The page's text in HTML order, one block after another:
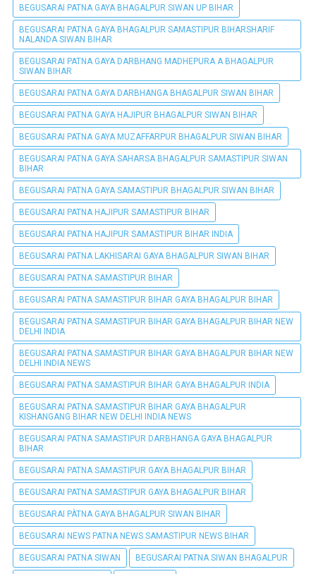
BEGUSARAI PATNA GAYA BHAGALPUR SIWAN UP BIHAR
BEGUSARAI PATNA GAYA BHAGALPUR SAMASTIPUR BIHARSHARIF
NALANDA SIWAN BIHAR
BEGUSARAI PATNA GAYA DARBHANG MADHEPURA A BHAGALPUR
SIWAN BIHAR
BEGUSARAI PATNA GAYA DARBHANGA BHAGALPUR SIWAN BIHAR
BEGUSARAI PATNA GAYA HAJIPUR BHAGALPUR SIWAN BIHAR
BEGUSARAI PATNA GAYA MUZAFFARPUR BHAGALPUR SIWAN BIHAR
BEGUSARAI PATNA GAYA SAHARSA BHAGALPUR SAMASTIPUR SIWAN
BIHAR
BEGUSARAI PATNA GAYA SAMASTIPUR BHAGALPUR SIWAN BIHAR
BEGUSARAI PATNA HAJIPUR SAMASTIPUR BIHAR
BEGUSARAI PATNA HAJIPUR SAMASTIPUR BIHAR INDIA
BEGUSARAI PATNA LAKHISARAI GAYA BHAGALPUR SIWAN BIHAR
BEGUSARAI PATNA SAMASTIPUR BIHAR
BEGUSARAI PATNA SAMASTIPUR BIHAR GAYA BHAGALPUR BIHAR
BEGUSARAI PATNA SAMASTIPUR BIHAR GAYA BHAGALPUR BIHAR NEW
DELHI INDIA
BEGUSARAI PATNA SAMASTIPUR BIHAR GAYA BHAGALPUR BIHAR NEW
DELHI INDIA NEWS
BEGUSARAI PATNA SAMASTIPUR BIHAR GAYA BHAGALPUR INDIA
BEGUSARAI PATNA SAMASTIPUR BIHAR GAYA BHAGALPUR
KISHANGANG BIHAR NEW DELHI INDIA NEWS
BEGUSARAI PATNA SAMASTIPUR DARBHANGA GAYA BHAGALPUR
BIHAR
BEGUSARAI PATNA SAMASTIPUR GAYA BHAGALPUR BIHAR
BEGUSARAI PATNA SAMASTIPUR GAYA BHAGALPUR BIHAR
BEGUSARAI PÀTNA GAYA BHAGALPUR SIWAN BIHAR
BEGUSARAI NEWS PATNA NEWS SAMASTIPUR NEWS BIHAR
BEGUSARAI PATNA SIWAN BEGUSARAI PATNA SIWAN BHAGALPUR